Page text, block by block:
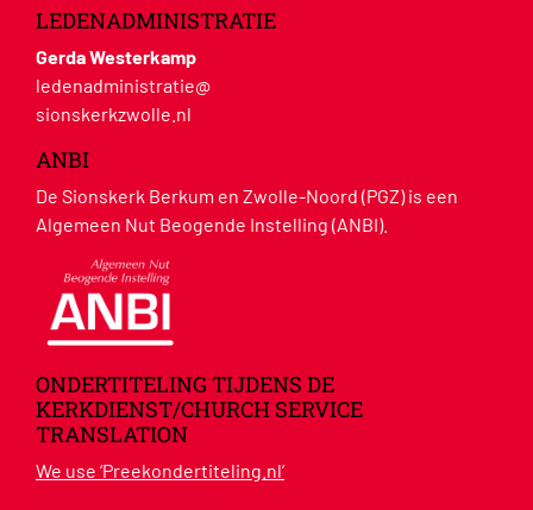
LEDENADMINISTRATIE
Gerda Westerkamp
ledenadministratie@
sionskerkzwolle.nl
ANBI
De Sionskerk Berkum en Zwolle-Noord (PGZ) is een
Algemeen Nut Beogende Instelling (ANBI).
ONDERTITELING TIJDENS DE
KERKDIENST/CHURCH SERVICE
TRANSLATION
We use ‘Preekondertiteling.nl’